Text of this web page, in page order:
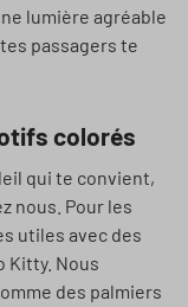
lumière agréable
passagers te
colorés
qui te convient,
nous. Pour les
utiles avec des
Kitty. Nous
des palmiers